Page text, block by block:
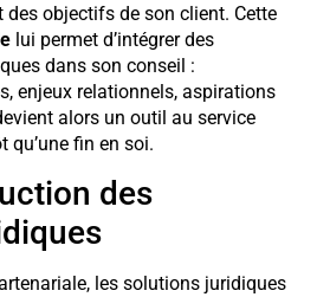
des objectifs de son client. Cette
lui permet d’intégrer des
dans son conseil :
enjeux relationnels, aspirations
alors un outil au service
qu’une fin en soi.
des
les solutions juridiques